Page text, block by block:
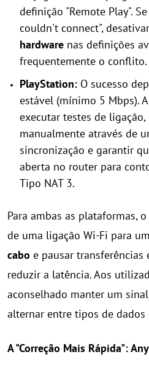
definição "Remote Play".
couldn't connect",
hardware nas definições
frequentemente o conflito.
PlayStation: O sucesso
estável (mínimo 5 Mbps).
executar testes de
manualmente através de
sincronização e garantir
aberta no router para
Tipo NAT 3.
Para ambas as plataformas,
de uma ligação Wi-Fi para
cabo e pausar
reduzir a latência. Aos
aconselhado manter um
alternar entre tipos de
A "Correção Mais Rápida":